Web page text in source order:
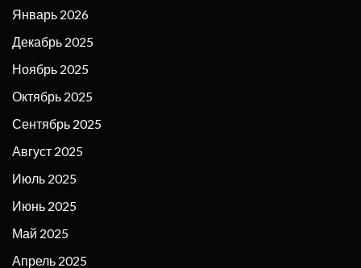
Январь 2026
Декабрь 2025
Ноябрь 2025
Октябрь 2025
Сентябрь 2025
Август 2025
Июль 2025
Июнь 2025
Май 2025
Апрель 2025